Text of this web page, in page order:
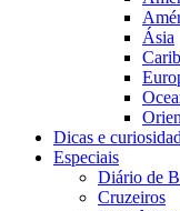
Ásia
Dicas e
Especiais
Diário de
Cruzeiros